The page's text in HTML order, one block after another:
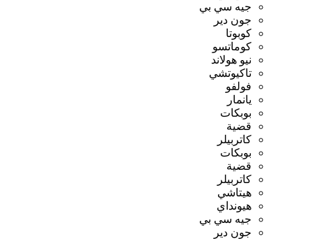
جيه سي بي
جون دير
كوبوتا
كوماتسو
نيو هولاند
تاكيوتشي
فولفو
يانمار
بوبكات
قضية
كاتربيلر
بوبكات
قضية
كاتربيلر
هيتاشي
هيونداي
جيه سي بي
جون دير